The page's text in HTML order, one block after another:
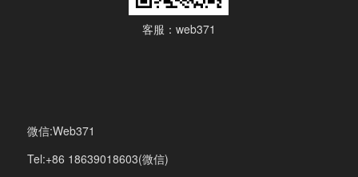
客服：web371
微信:Web371
Tel:+86 18639018603(微信)